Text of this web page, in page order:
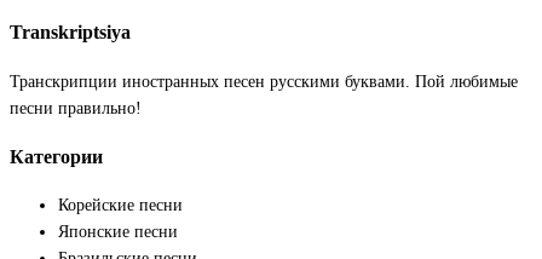
Transkriptsiya
Транскрипции иностранных песен русскими буквами. Пой любимые
песни правильно!
Категории
Корейские песни
Японские песни